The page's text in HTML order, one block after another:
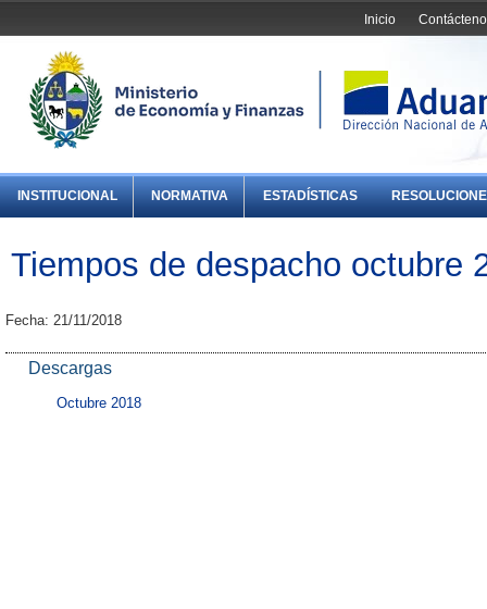
Inicio
INSTITUCIONAL NORMATIVA ESTADÍSTICAS
Tiempos de despacho octubre
Fecha: 21/11/2018
Descargas
Octubre 2018